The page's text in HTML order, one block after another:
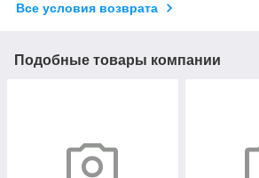
Все условия возврата
Подобные товары компании